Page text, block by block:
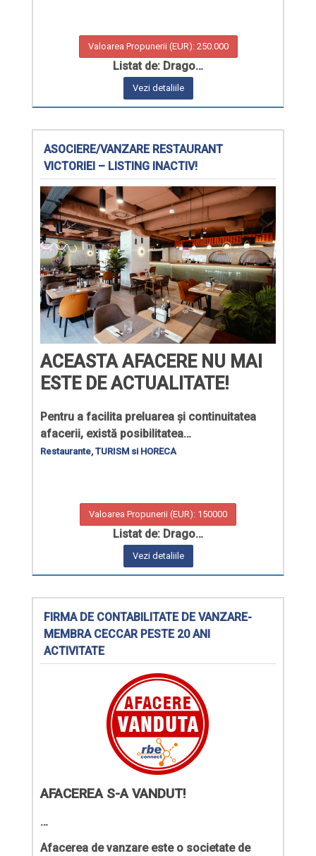
Valoarea Propunerii (EUR): 250.000
Listat de: Drago…
Vezi detaliile
ASOCIERE/VANZARE RESTAURANT
VICTORIEI – LISTING INACTIV!
ACEASTA AFACERE NU MAI
ESTE DE ACTUALITATE!
Pentru a facilita preluarea și continuitatea
afacerii, există posibilitatea…
Restaurante, TURISM si HORECA
Valoarea Propunerii (EUR): 150000
Listat de: Drago…
Vezi detaliile
FIRMA DE CONTABILITATE DE VANZARE-
MEMBRA CECCAR PESTE 20 ANI
ACTIVITATE
AFACEREA S-A VANDUT!
…
Afacerea de vanzareeste o societate de